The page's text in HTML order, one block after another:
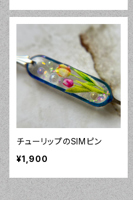
チューリップのSIMピン
¥1,900